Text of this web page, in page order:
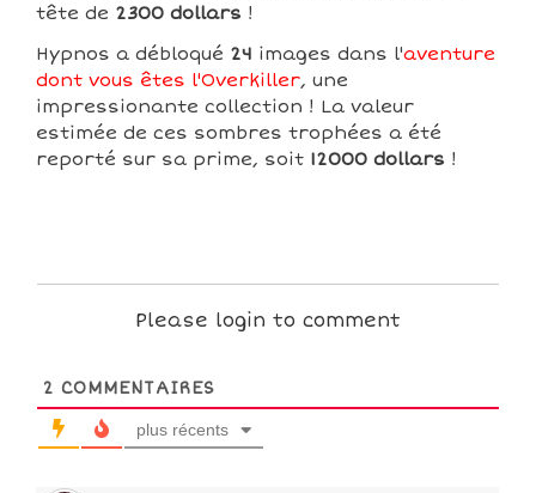
tête de 2300 dollars !
Hypnos a débloqué 24 images dans l'aventure
dont vous êtes l'Overkiller, une
impressionante collection ! La valeur
estimée de ces sombres trophées a été
reporté sur sa prime, soit 12000 dollars !
Please login to comment
2 COMMENTAIRES
plus récents